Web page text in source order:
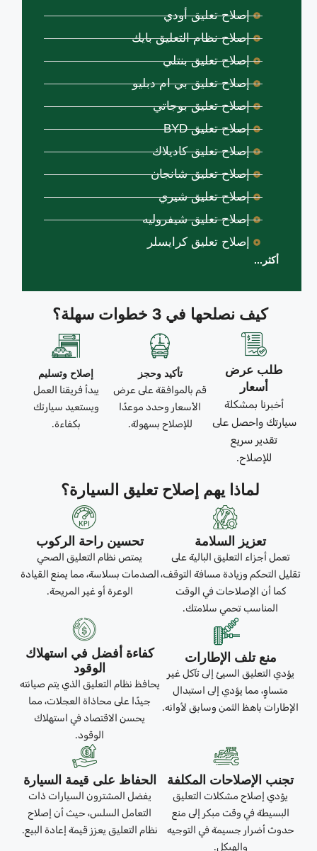
كيف نصلحها في 3 خطوات سهلة؟
طلب عرض
أسعار
أخبرنا بمشكلة
سيارتك واحصل على
تقدير سريع
للإصلاح.
تأكيد وحجز
قم بالموافقة على عرض
الأسعار وحدد موعدًا
للإصلاح بسهولة.
إصلاح وتسليم
يبدأ فريقنا العمل
ويستعيد سيارتك
بكفاءة.
لماذا يهم إصلاح تعليق السيارة؟
تعزيز السلامة
تعمل أجزاء التعليق البالية على
تقليل التحكم وزيادة مسافة التوقف،
كما أن الإصلاحات في الوقت
المناسب تحمي سلامتك.
تحسين راحة الركوب
يمتص نظام التعليق الصحي
الصدمات بسلاسة، مما يمنع القيادة
الوعرة أو غير المريحة.
منع تلف الإطارات
يؤدي التعليق السيئ إلى تآكل غير
متساوٍ، مما يؤدي إلى استبدال
الإطارات باهظ الثمن وسابق لأوانه.
كفاءة أفضل في استهلاك
الوقود
يحافظ نظام التعليق الذي يتم صيانته
جيدًا على محاذاة العجلات، مما
يحسن الاقتصاد في استهلاك
الوقود.
تجنب الإصلاحات المكلفة
يؤدي إصلاح مشكلات التعليق
البسيطة في وقت مبكر إلى منع
حدوث أضرار جسيمة في التوجيه
والهيكل.
الحفاظ على قيمة السيارة
يفضل المشترون السيارات ذات
التعامل السلس، حيث أن إصلاح
نظام التعليق يعزز قيمة إعادة البيع.
إصلاح تعليق أودي
إصلاح نظام التعليق بايك
إصلاح تعليق بنتلي
إصلاح تعليق بي ام دبليو
إصلاح تعليق بوجاتي
إصلاح تعليق BYD
إصلاح تعليق كاديلاك
إصلاح تعليق شانجان
إصلاح تعليق شيري
إصلاح تعليق شيفروليه
إصلاح تعليق كرايسلر
أكثر...